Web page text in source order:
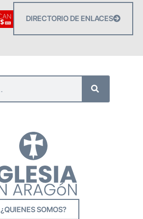
DIRECTORIO DE ENLACES
¿QUIENES SOMOS?